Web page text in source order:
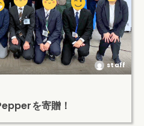
staff
を寄贈！